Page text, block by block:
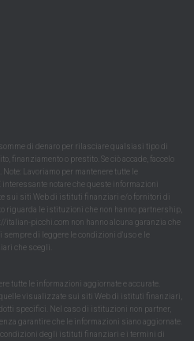
di denaro per rilasciare qualsiasi tipo di
finanziamento o prestito. Se ciò accade, faccelo
Lavoriamo per mantenere tutte le
notare che queste informazioni
sui siti Web di istituti finanziari e/o fornitori di
riguarda le istituzioni che non hanno partnership,
italian-picchi.com non hanno alcuna garanzia che
sempre di leggere le condizioni d'uso e le
che scegli.
tutte le informazioni aggiornate e accurate.
visualizzate sui siti Web di istituti finanziari,
specifici. Nel caso di istituzioni non partner,
garantire che le informazioni siano aggiornate.
condizioni degli istituti finanziari e i termini di